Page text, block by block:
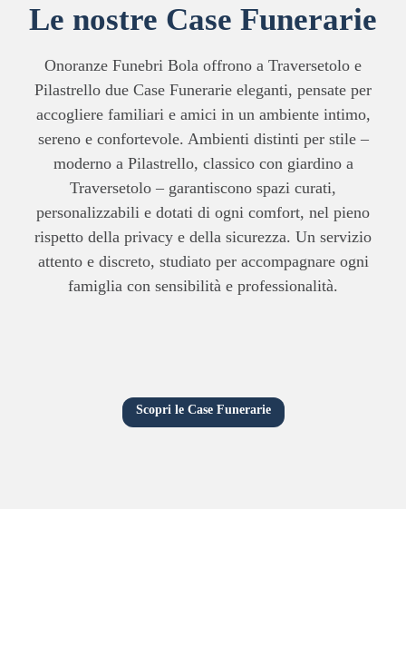
Le nostre Case Funerarie
Onoranze Funebri Bola offrono a Traversetolo e
Pilastrello due Case Funerarie eleganti, pensate per
accogliere familiari e amici in un ambiente intimo,
sereno e confortevole. Ambienti distinti per stile –
moderno a Pilastrello, classico con giardino a
Traversetolo – garantiscono spazi curati,
personalizzabili e dotati di ogni comfort, nel pieno
rispetto della privacy e della sicurezza. Un servizio
attento e discreto, studiato per accompagnare ogni
famiglia con sensibilità e professionalità.
Scopri le Case Funerarie